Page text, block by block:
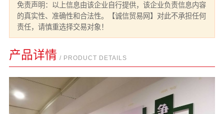
免责声明：以上信息由该企业自行提供，该企业负责信息内容
的真实性、准确性和合法性。【诚信贸易网】对此不承担任何
责任，请慎重选择交易对象！
产品详情 / PRODUCT DETAILS